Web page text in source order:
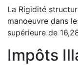
La Rigidité
manoeuvre dans
supérieure de
Impôts